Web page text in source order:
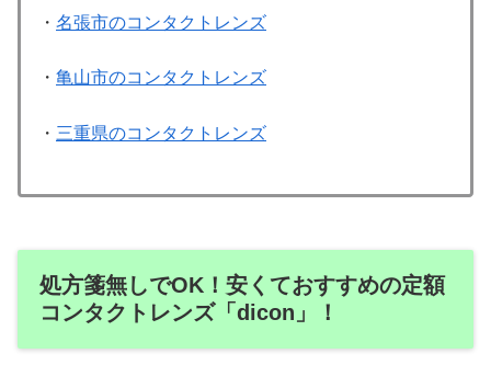
・ 名張市のコンタクトレンズ
・ 亀山市のコンタクトレンズ
・ 三重県のコンタクトレンズ
処方箋無しでOK！安くておすすめの定額
コンタクトレンズ「dicon」！